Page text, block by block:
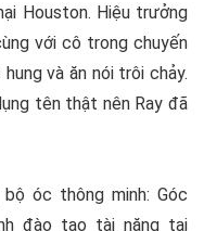
Houston. Hiệu trưởng
với cô trong chuyến
và ăn nói trôi chảy.
tên thật nên Ray đã
óc thông minh: Góc
đào tạo tài năng tại